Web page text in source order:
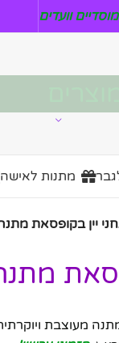
וועדים
מתנות לאישה